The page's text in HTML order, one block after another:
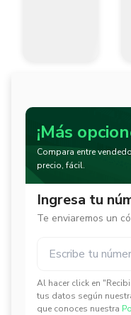
¡Más
Compara entre
precio, fácil.
Ingresa tu
Te enviaremos un
Al hacer click en
tus datos según
que conoces nuestra